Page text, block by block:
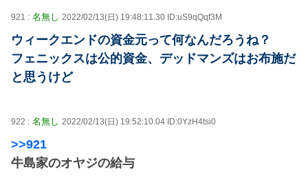
921 : 名無し 2022/02/13(日) 19:48:11.30 ID:uS9qQqf3M
ウィークエンドの資金元って何なんだろうね？
フェニックスは公的資金、デッドマンズはお布施だ
と思うけど
922 : 名無し 2022/02/13(日) 19:52:10.04 ID:0YzH4tsi0
>>921
牛島家のオヤジの給与